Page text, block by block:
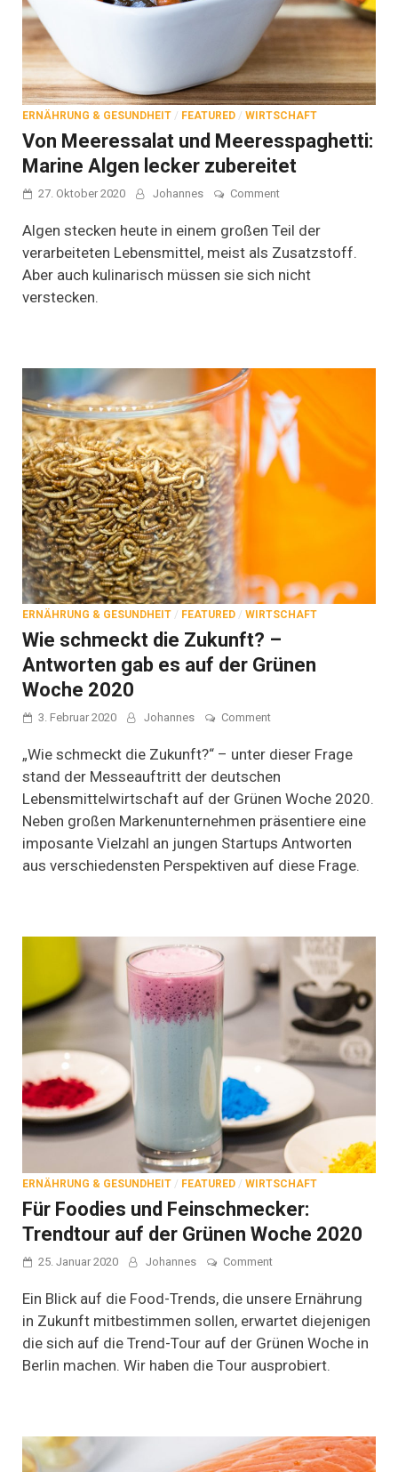
ERNÄHRUNG & GESUNDHEIT / FEATURED / WIRTSCHAFT
Von Meeressalat und Meeresspaghetti:
Marine Algen lecker zubereitet
27. Oktober 2020 Johannes Commenton
Meeressalat
Meeresspaghetti:
Marine
Algen stecken heute in einem großen Teil der
verarbeiteten Lebensmittel, meist als Zusatzstoff.
Aber auch kulinarisch müssen sie sich nicht
verstecken.
ERNÄHRUNG & GESUNDHEIT / FEATURED / WIRTSCHAFT
Wie schmeckt die Zukunft? –
Antworten gab es auf der Grünen
Woche 2020
3. Februar 2020 Johannes Commenton
schmeckt
Zukunft?
–
Antworten
gab
es
auf
„Wie schmeckt die Zukunft?“ – unter dieser Frage
stand der Messeauftritt der deutschen
Lebensmittelwirtschaft auf der Grünen Woche 2020.
Neben großen Markenunternehmen präsentiere eine
imposante Vielzahl an jungen Startups Antworten
aus verschiedensten Perspektiven auf diese Frage.
ERNÄHRUNG & GESUNDHEIT / FEATURED / WIRTSCHAFT
Für Foodies und Feinschmecker:
Trendtour auf der Grünen Woche 2020
25. Januar 2020 Johannes Commenton
Foodies
und
Feinschmecker:
Trendtour
der
Ein Blick auf die Food-Trends, die unsere Ernährung
in Zukunft mitbestimmen sollen, erwartet diejenigen
die sich auf die Trend-Tour auf der Grünen Woche in
Berlin machen. Wir haben die Tour ausprobiert.